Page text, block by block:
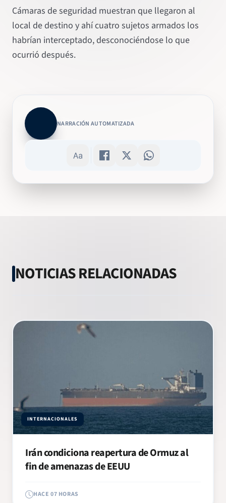
Cámaras de seguridad muestran que llegaron al
local de destino y ahí cuatro sujetos armados los
habrían interceptado, desconociéndose lo que
ocurrió después.
NARRACIÓN AUTOMATIZADA
NOTICIAS RELACIONADAS
INTERNACIONALES
Irán condiciona reapertura de Ormuz al
fin de amenazas de EEUU
HACE 07 HORAS